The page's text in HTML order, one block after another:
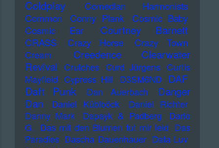
Coldplay
Comedian Harmonists
Common
Conny Plank
Cosmic Baby
Cosmic Ear
Courtney Barnett
CRASS Crazy Horse Crazy Town
Cream
Creedence Clearwater
Revival
Crutches Curd Jürgens Curtis
Mayfield Cypress Hill D3SM6ND DAF
Daft Punk Dan Auerbach
Danger
Dan
Daniel Küblböck
Daniel Richter
Danny Mark
Dapayk & Padberg
Dario
G. Das mit den Blumen tut mir leid Das
Paradies Dascha Dauenhauer Data Luv